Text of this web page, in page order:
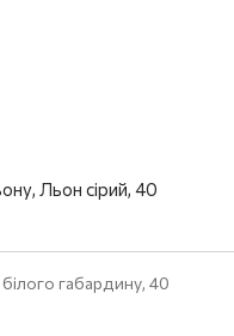
Льон сірий, 40